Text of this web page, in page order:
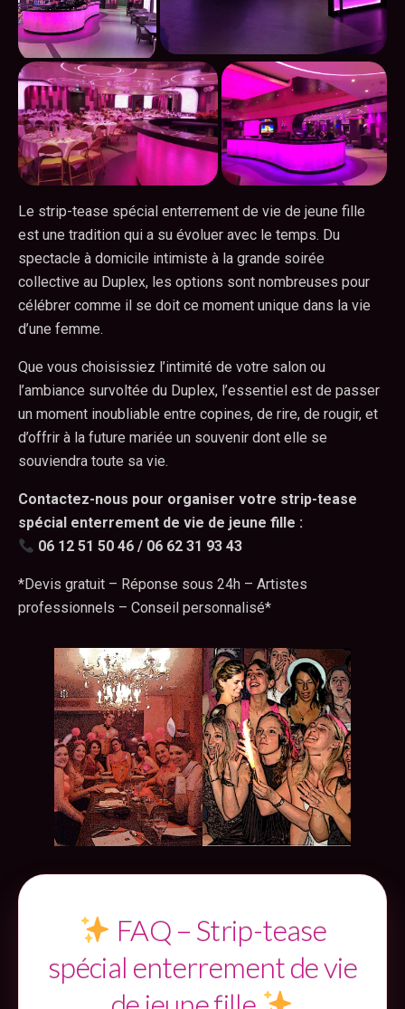
Le strip-tease spécial enterrement de vie de jeune fille
est une tradition qui a su évoluer avec le temps. Du
spectacle à domicile intimiste à la grande soirée
collective au Duplex, les options sont nombreuses pour
célébrer comme il se doit ce moment unique dans la vie
d’une femme.
Que vous choisissiez l’intimité de votre salon ou
l’ambiance survoltée du Duplex, l’essentiel est de passer
un moment inoubliable entre copines, de rire, de rougir, et
d’offrir à la future mariée un souvenir dont elle se
souviendra toute sa vie.
Contactez-nous pour organiser votre strip-tease
spécial enterrement de vie de jeune fille :
06 12 51 50 46 / 06 62 31 93 43
*Devis gratuit – Réponse sous 24h – Artistes
professionnels – Conseil personnalisé*
FAQ – Strip-tease
spécial enterrement de vie